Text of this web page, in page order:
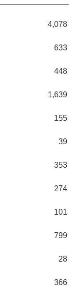
4,078
633
448
1,639
155
39
353
274
101
799
28
366